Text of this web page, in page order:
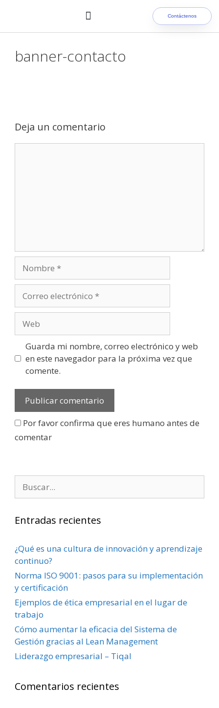
Contáctenos
banner-contacto
Deja un comentario
Guarda mi nombre, correo electrónico y web
en este navegador para la próxima vez que
comente.
Por favor confirma que eres humano antes de
comentar
Entradas recientes
¿Qué es una cultura de innovación y aprendizaje
continuo?
Norma ISO 9001: pasos para su implementación
y certificación
Ejemplos de ética empresarial en el lugar de
trabajo
Cómo aumentar la eficacia del Sistema de
Gestión gracias al Lean Management
Liderazgo empresarial – Tiqal
Comentarios recientes